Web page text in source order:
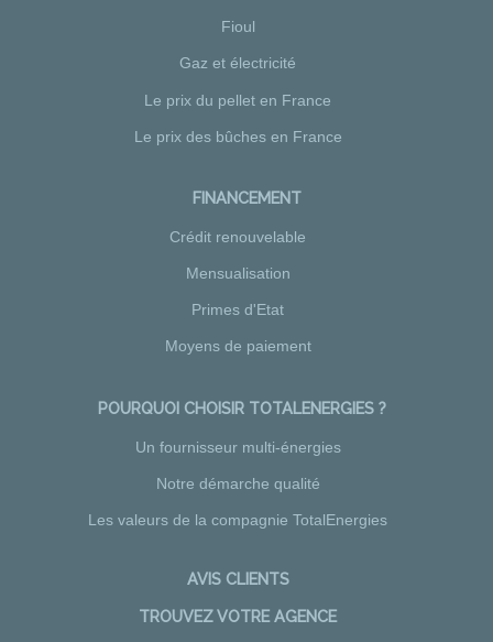
Fioul
Gaz et électricité
Le prix du pellet en France
Le prix des bûches en France
FINANCEMENT
Crédit renouvelable
Mensualisation
Primes d'Etat
Moyens de paiement
POURQUOI CHOISIR TOTALENERGIES ?
Un fournisseur multi-énergies
Notre démarche qualité
Les valeurs de la compagnie TotalEnergies
AVIS CLIENTS
TROUVEZ VOTRE AGENCE